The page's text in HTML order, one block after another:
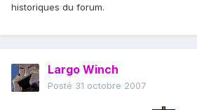
historiques du forum.
Largo Winch
Posté 31 octobre 2007